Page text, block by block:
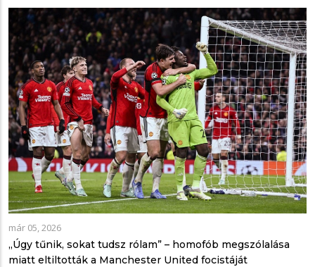
már 05, 2026
„Úgy tűnik, sokat tudsz rólam” – homofób megszólalása
miatt eltiltották a Manchester United focistáját